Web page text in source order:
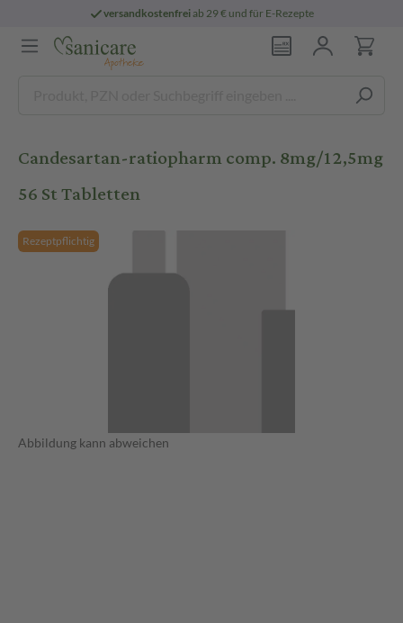
versandkostenfreiab 29 € und für E-Rezepte
Candesartan-ratiopharm comp. 8mg/12,5mg
56 St Tabletten
Rezeptpflichtig
Abbildung kann abweichen